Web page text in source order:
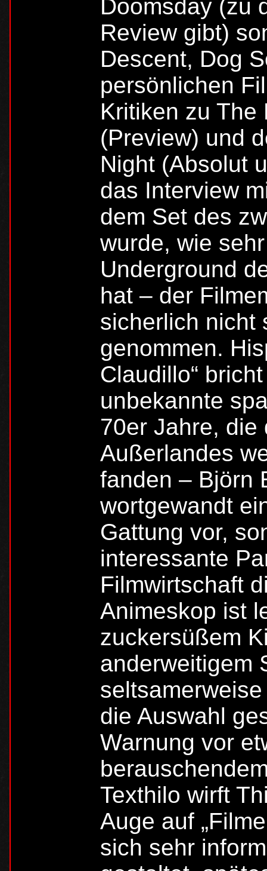
Doomsday (zu
Review gibt)
Descent, Dog
persönlichen
Kritiken zu The
(Preview) und
Night (Absolut
das Interview
dem Set des
wurde, wie
Underground
hat – der
sicherlich nicht
genommen.
Claudillo“
unbekannte
70er Jahre, die
Außerlandes
fanden – Björn
wortgewandt
Gattung vor,
interessante
Filmwirtschaft
Animeskop ist
zuckersüßem
anderweitigem
die Auswahl
Warnung vor
Texthilo wirft
Auge auf
sich sehr